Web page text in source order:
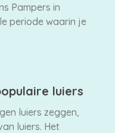
Pampers in
periode waarin je
luiers
luiers zeggen,
luiers. Het